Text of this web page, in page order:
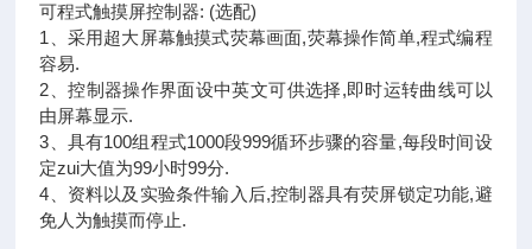
可程式触摸屏控制器: (选配)
1、采用超大屏幕触摸式荧幕画面,荧幕操作简单,程式编程
容易.
2、控制器操作界面设中英文可供选择,即时运转曲线可以
由屏幕显示.
3、具有100组程式1000段999循环步骤的容量,每段时间设
定zui大值为99小时99分.
4、资料以及实验条件输入后,控制器具有荧屏锁定功能,避
免人为触摸而停止.